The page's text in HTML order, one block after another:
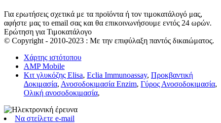
Για ερωτήσεις σχετικά με τα προϊόντα ή τον τιμοκατάλογό μας,
αφήστε μας το email σας και θα επικοινωνήσουμε εντός 24 ωρών.
Ερώτηση για Τιμοκατάλογο
© Copyright - 2010-2023 : Με την επιφύλαξη παντός δικαιώματος.
Χάρτης ιστότοπου
AMP Mobile
Κιτ γλυκόζης Elisa, Eclia Immunoassay, Προκβαντική
Δοκιμασία, Ανοσοδοκιμασία Enzim, Γύρος Ανοσοδοκιμασία,
Ολική ανοσοδοκιμασία,
Να στείλετε e-mail